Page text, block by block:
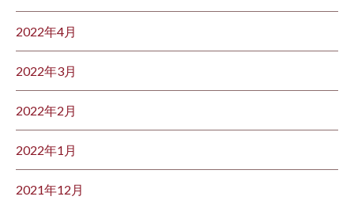
2022年4月
2022年3月
2022年2月
2022年1月
2021年12月